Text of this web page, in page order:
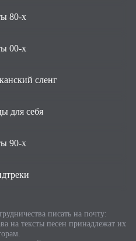
80-х
00-х
сленг
для себя
90-х
писать на почту:
на тексты песен принадлежат их